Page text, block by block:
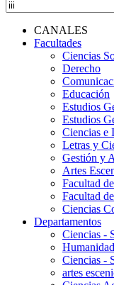
CANALES
Facultades
Ciencias
Derecho
Educación
Estudios
Estudios
Ciencias e
Letras y
Gestión y
Artes
Facultad
Facultad
Ciencias
Departamentos
Ciencias -
Ciencias -
artes